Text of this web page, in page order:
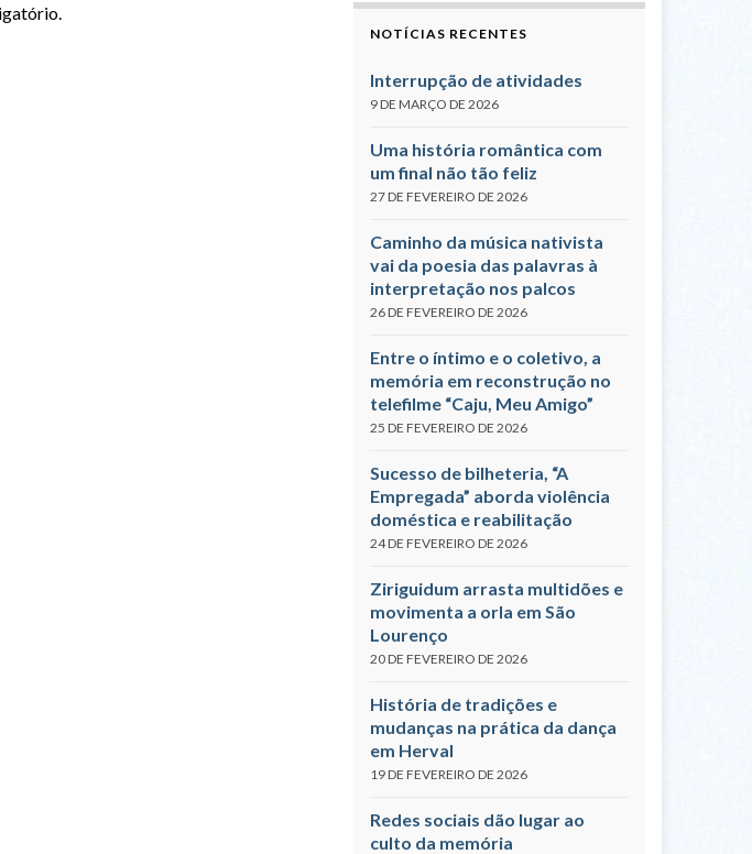
NOTÍCIAS RECENTES
Interrupção de atividades
9 DE MARÇO DE 2026
Uma história romântica com
um final não tão feliz
27 DE FEVEREIRO DE 2026
Caminho da música nativista
vai da poesia das palavras à
interpretação nos palcos
26 DE FEVEREIRO DE 2026
Entre o íntimo e o coletivo, a
memória em reconstrução no
telefilme “Caju, Meu Amigo”
25 DE FEVEREIRO DE 2026
Sucesso de bilheteria, “A
Empregada” aborda violência
doméstica e reabilitação
24 DE FEVEREIRO DE 2026
Ziriguidum arrasta multidões e
movimenta a orla em São
Lourenço
20 DE FEVEREIRO DE 2026
História de tradições e
mudanças na prática da dança
em Herval
19 DE FEVEREIRO DE 2026
Redes sociais dão lugar ao
culto da memória